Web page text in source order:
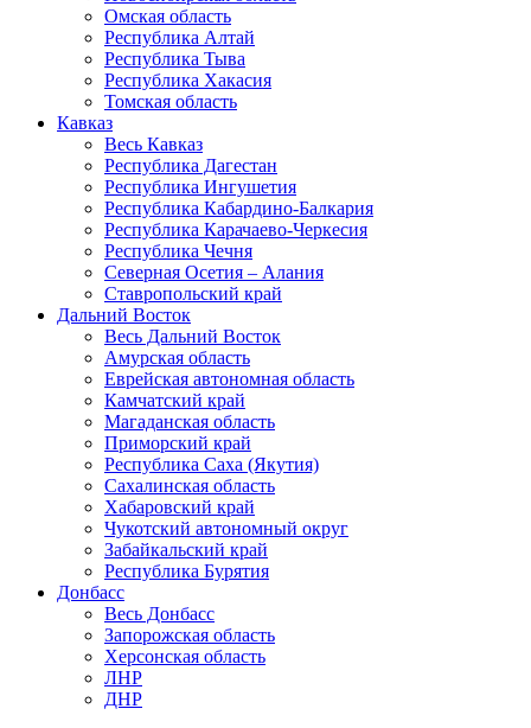
Омская область
Республика Алтай
Республика Тыва
Республика Хакасия
Томская область
Кавказ
Весь Кавказ
Республика Дагестан
Республика Ингушетия
Республика Кабардино-Балкария
Республика Карачаево-Черкесия
Республика Чечня
Северная Осетия – Алания
Ставропольский край
Дальний Восток
Весь Дальний Восток
Амурская область
Еврейская автономная область
Камчатский край
Магаданская область
Приморский край
Республика Саха (Якутия)
Сахалинская область
Хабаровский край
Чукотский автономный округ
Забайкальский край
Республика Бурятия
Донбасс
Весь Донбасс
Запорожская область
Херсонская область
ЛНР
ДНР